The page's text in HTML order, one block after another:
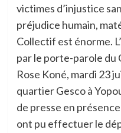
victimes d’injustice
préjudice humain,
Collectif est énorme.
par le porte-parole du
Rose Koné, mardi 23
quartier Gesco à
de presse en
ont pu effectuer le